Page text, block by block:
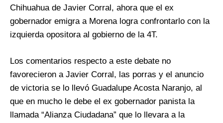
Chihuahua de Javier Corral, ahora que el ex
gobernador emigra a Morena logra confrontarlo con la
izquierda opositora al gobierno de la 4T.
Los comentarios respecto a este debate no
favorecieron a Javier Corral, las porras y el anuncio
de victoria se lo llevó Guadalupe Acosta Naranjo, al
que en mucho le debe el ex gobernador panista la
llamada “Alianza Ciudadana” que lo llevara a la